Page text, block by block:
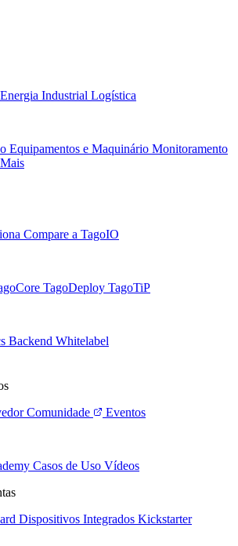
Energia Industrial Logística
Equipamentos e Maquinário Monitoramento
Mais
Compare a TagoIO
TagoDeploy TagoTiP
Backend Whitelabel
Comunidade
Eventos
Casos de Uso Vídeos
Dispositivos Integrados Kickstarter